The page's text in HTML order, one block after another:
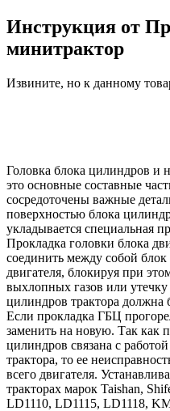
Инструкция от
минитрактор
Извините, но к данному
Головка блока цилиндров и
это основные составные
сосредоточены важные
поверхностью блока
укладывается специальная
Прокладка головки блока
соединить между собой
двигателя, блокируя при
выхлопных газов или
цилиндров трактора должна
Если прокладка ГБЦ
заменить на новую. Так как
цилиндров связана с
трактора, то ее
всего двигателя.
тракторах марок Taishan,
LD1110, LD1115, LD1118,